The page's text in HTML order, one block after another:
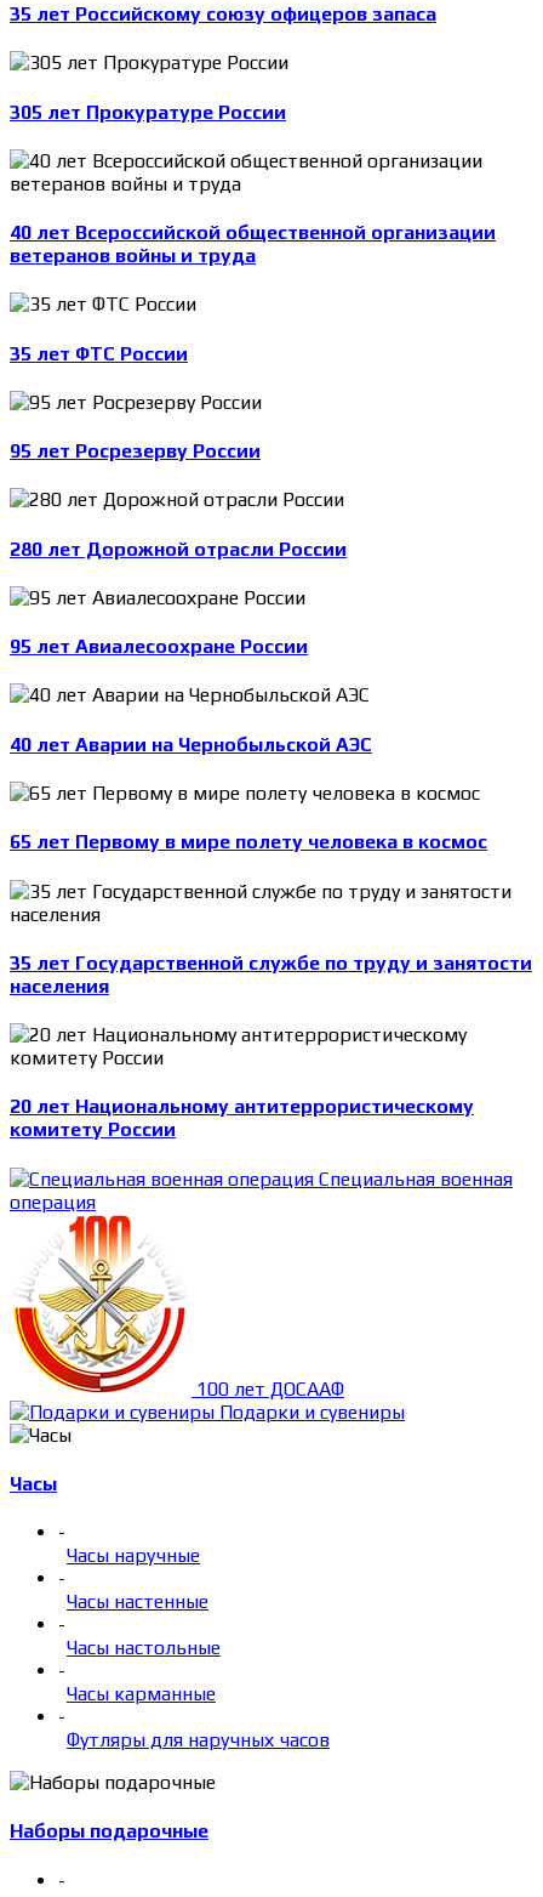
35 лет Российскому союзу офицеров запаса
305 лет Прокуратуре России
40 лет Всероссийской общественной организации
ветеранов войны и труда
35 лет ФТС России
95 лет Росрезерву России
280 лет Дорожной отрасли России
95 лет Авиалесоохране России
40 лет Аварии на Чернобыльской АЭС
65 лет Первому в мире полету человека в космос
35 лет Государственной службе по труду и занятости
населения
20 лет Национальному антитеррористическому
комитету России
Специальная военная
операция
100 лет ДОСААФ
Подарки и сувениры
Часы
-
Часы наручные
-
Часы настенные
-
Часы настольные
-
Часы карманные
-
Футляры для наручных часов
Наборы подарочные
-